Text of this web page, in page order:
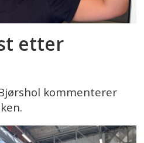
etter
kommenterer